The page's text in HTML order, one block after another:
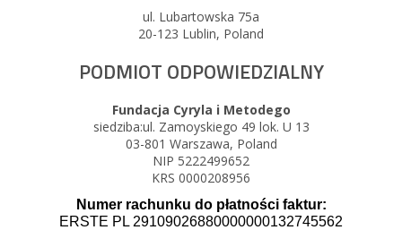
ul. Lubartowska 75a
20-123 Lublin, Poland
PODMIOT ODPOWIEDZIALNY
Fundacja Cyryla i Metodego
siedziba:ul. Zamoyskiego 49 lok. U 13
03-801 Warszawa, Poland
NIP 5222499652
KRS 0000208956
Numer rachunku do płatności faktur:
ERSTE PL 29109026880000000132745562